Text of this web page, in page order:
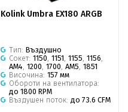
Kolink Umbra EX180 ARGB
Тип: Въздушно
Сокет: 1150 1151 1155 1156
AM4 1200 1700 AM5 1851
Височина: 157 мм
Обороти на вентилатора:
до 1800 RPM
Въздушен поток: до 73.6 CFM